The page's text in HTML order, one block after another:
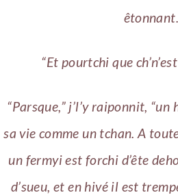
“Et pourtchi que
“Parsque,” j’l’y raiponnit,
sa vie comme un tchan. A
un fermyi est forchi d’ête
d’sueu, et en hivé il est